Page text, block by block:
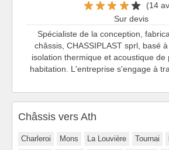
(14
Sur devis
Spécialiste de la conception,
châssis, CHASSIPLAST sprl, basé
isolation thermique et acoustique de
habitation. L'entreprise s'engage à
Châssis vers Ath
Charleroi Mons La Louvière Tournai